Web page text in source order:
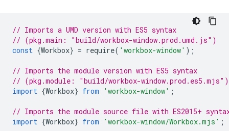
// Imports a UMD version with ES5 syntax
// (pkg.main: "build/workbox-window.prod.umd.js")
const {Workbox} = require( 'workbox-window' );
// Imports the module version with ES5 syntax
// (pkg.module: "build/workbox-window.prod.es5.mjs")
import {Workbox} from 'workbox-window' ;
// Imports the module source file with ES2015+
import {Workbox} from 'workbox-window/Workbox.mjs' ;